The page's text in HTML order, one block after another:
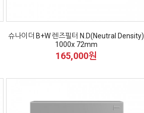
슈나이더 B+W 렌즈필터 N.D(Neutral Density)
1000x 72mm
165,000원